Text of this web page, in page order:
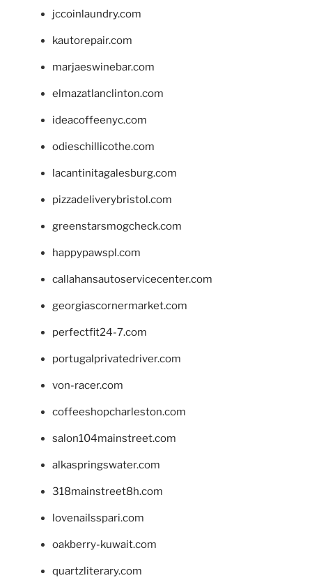
jccoinlaundry.com
kautorepair.com
marjaeswinebar.com
elmazatlanclinton.com
ideacoffeenyc.com
odieschillicothe.com
lacantinitagalesburg.com
pizzadeliverybristol.com
greenstarsmogcheck.com
happypawspl.com
callahansautoservicecenter.com
georgiascornermarket.com
perfectfit24-7.com
portugalprivatedriver.com
von-racer.com
coffeeshopcharleston.com
salon104mainstreet.com
alkaspringswater.com
318mainstreet8h.com
lovenailsspari.com
oakberry-kuwait.com
quartzliterary.com